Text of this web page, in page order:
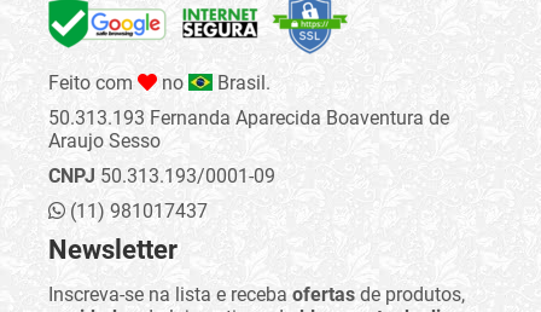
Feito com no
Brasil.
50.313.193 Fernanda Aparecida Boaventura de
Araujo Sesso
CNPJ 50.313.193/0001-09
(11) 981017437
Newsletter
Inscreva-se na lista e receba ofertas de produtos,